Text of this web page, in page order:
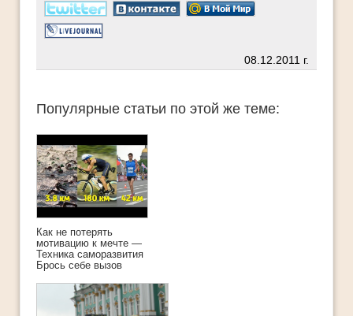
08.12.2011 г.
Популярные статьи по этой же теме:
Как не потерять
мотивацию к мечте —
Техника саморазвития
Брось себе вызов